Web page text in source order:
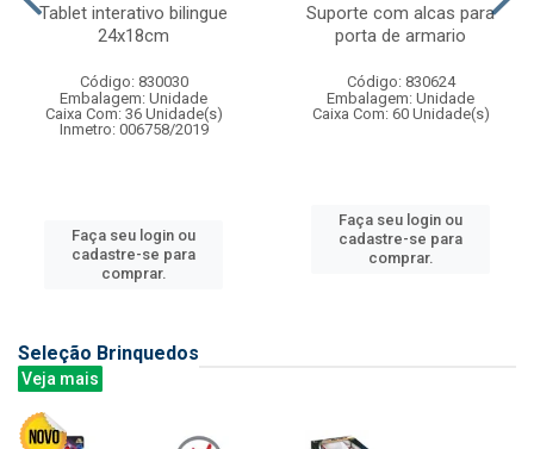
Tablet interativo bilingue
24x18cm
Código: 830030
Embalagem: Unidade
Caixa Com: 36 Unidade(s)
Inmetro: 006758/2019
Faça seu login ou
cadastre-se para
comprar.
Suporte com alcas para
porta de armario
Código: 830624
Embalagem: Unidade
Caixa Com: 60 Unidade(s)
Faça seu login ou
cadastre-se para
comprar.
Seleção Brinquedos
Veja mais